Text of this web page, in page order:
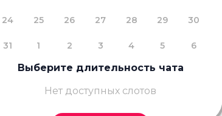
24 25 26 27 28 29 30
31 1 2 3 4 5 6
Выберите длительность чата
Нет доступных слотов